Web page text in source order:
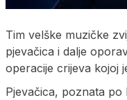
Tim velške muzičke
pjevačica i dalje
operacije crijeva kojoj
Pjevačica, poznata po